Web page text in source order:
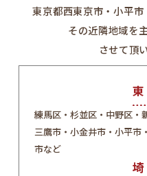
東京都西東京市・小平市
その近隣地域を
させて頂
練馬区・杉並区・中野区・
三鷹市・小金井市・小平市
市など